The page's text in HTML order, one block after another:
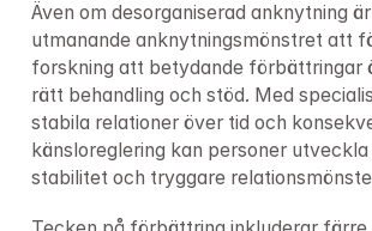
Även om desorganiserad anknytning
utmanande anknytningsmönstret att
forskning att betydande förbättringar
rätt behandling och stöd. Med
stabila relationer över tid och
känsloreglering kan personer
stabilitet och tryggare